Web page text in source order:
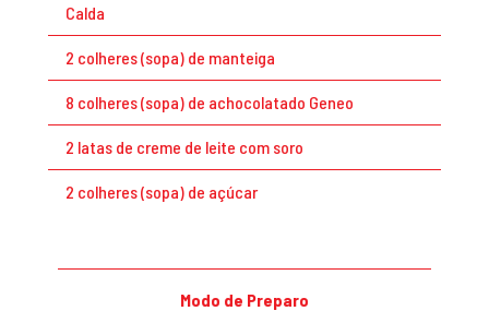
Calda
2 colheres (sopa) de manteiga
8 colheres (sopa) de achocolatado Geneo
2 latas de creme de leite com soro
2 colheres (sopa) de açúcar
Modo de Preparo